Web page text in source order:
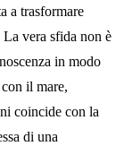
a trasformare
vera sfida non è
in modo
il mare,
coincide con la
di una